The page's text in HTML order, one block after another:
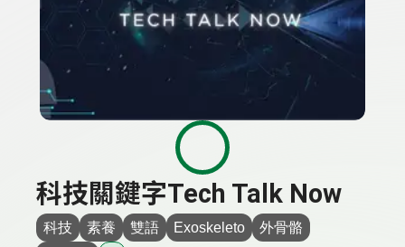
科技關鍵字Tech Talk Now
科技 素養 雙語 Exoskeleto
外骨骼